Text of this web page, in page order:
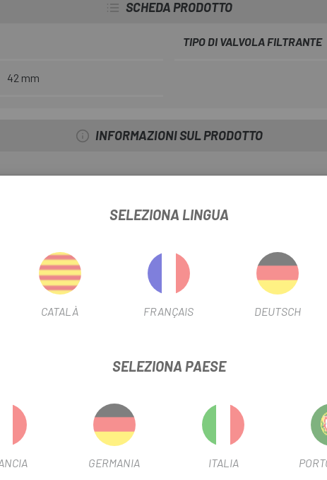
SCHEDA PRODOTTO
TIPO DI VALVOLA FILTRANTE
42 mm
INFORMAZIONI SUL PRODOTTO
SELEZIONA LINGUA
CATALÀ FRANÇAIS DEUTSCH
SELEZIONA PAESE
GERMANIA ITALIA